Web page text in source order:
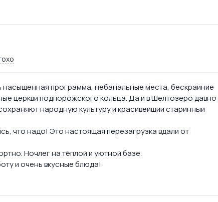
программа, небанальные места, бескрайние
церкви подпорожского кольца. Да и в Шелтозеро давно
народную культуру и красивейший старинный
что надо! Это настоящая перезагрузка вдали от
Ночлег на тёплой и уютной базе.
и очень вкусные блюда!